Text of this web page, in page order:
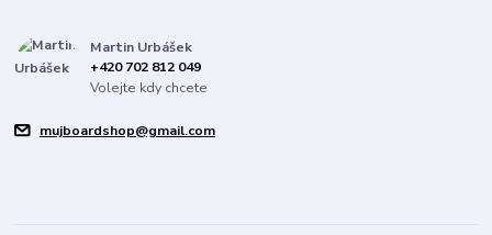
Martin Urbášek
+420 702 812 049
Volejte kdy chcete
mujboardshop@gmail.com